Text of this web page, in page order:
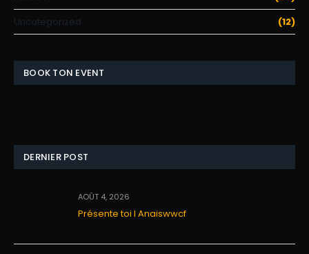
Uncategorized
(12)
BOOK TON EVENT
DERNIER POST
AOÛT 4, 2026
Présente toi I Anaiswwcf